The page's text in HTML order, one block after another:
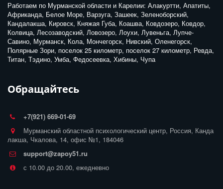
Работаем по Мурманской области и Карелии: Алакуртти, Апатиты,
Африканда, Белое Море, Варзуга, Зашеек, Зеленоборский,
Кандалакша, Кировск, Княжая Губа, Коашва, Ковдозеро, Ковдор,
Колвица, Лесозаводский, Ловозеро, Лоухи, Лувеньга, Лупче-
Савино, Мурманск, Кола, Мончегорск, Нивский, Оленегорск,
Полярные Зори, поселок 25 километр, поселок 27 километр, Ревда,
Титан, Тэдино, Умба, Федосеевка, Хибины, Чупа
Обращайтесь
+7(921) 669-01-69
Мурманский областной психологический центр, Россия, Канда
лакша, Чкалова, 14, офис №1, 184046
support@zapoy51.ru
с 10.00 до 20.00, ежедневно